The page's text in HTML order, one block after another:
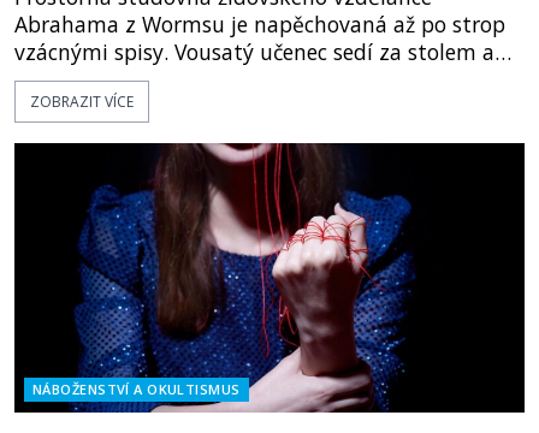
Abrahama z Wormsu je napěchovaná až po strop
vzácnými spisy. Vousatý učenec sedí za stolem a
před sebou má rozložený jeden z nejzáhadnějších
magických textů. Jde o Abramelinův grimoár, který
kouzla, jak si někteří myslí, nebo jde o pouhou
pověru? Už šest měsíců pobývá
ZOBRAZIT VÍCE
NÁBOŽENSTVÍ A OKULTISMUS